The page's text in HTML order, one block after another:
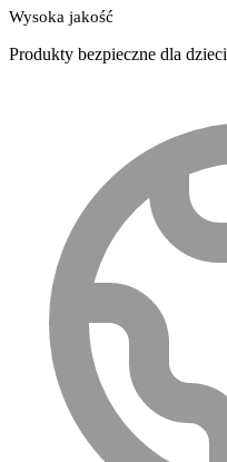
Wysoka jakość
Produkty bezpieczne dla dzieci